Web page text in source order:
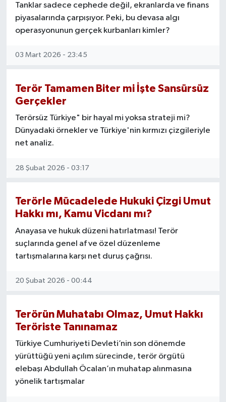
Tanklar sadece cephede değil, ekranlarda ve finans
piyasalarında çarpışıyor. Peki, bu devasa algı
operasyonunun gerçek kurbanları kimler?
03 Mart 2026 - 23:45
Terör Tamamen Biter mi İşte Sansürsüz
Gerçekler
Terörsüz Türkiye" bir hayal mi yoksa strateji mi?
Dünyadaki örnekler ve Türkiye'nin kırmızı çizgileriyle
net analiz.
28 Şubat 2026 - 03:17
Terörle Mücadelede Hukuki Çizgi Umut
Hakkı mı, Kamu Vicdanı mı?
Anayasa ve hukuk düzeni hatırlatması! Terör
suçlarında genel af ve özel düzenleme
tartışmalarına karşı net duruş çağrısı.
20 Şubat 2026 - 00:44
Terörün Muhatabı Olmaz, Umut Hakkı
Teröriste Tanınamaz
Türkiye Cumhuriyeti Devleti’nin son dönemde
yürüttüğü yeni açılım sürecinde, terör örgütü
elebaşı Abdullah Öcalan’ın muhatap alınmasına
yönelik tartışmalar